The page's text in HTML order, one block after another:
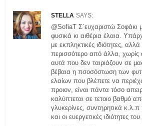
STELLA SAYS:
@SofiaT Σ΄ευχαριστώ Σοφάκι
φυσικά κι αιθέρια έλαια.
με εκπληκτικές ιδιότητες,
περισσότερο από άλλα, χωρίς
αυτά που δεν ταιριάζουν σε
βέβαια η πσοσόστωση των
ελαίων που βλέπετε να
προιον, είναι πάντα τόσο
καλύπτεται σε τετοιο βαθμό
γλυκερίνες, συντηρητικά
και οι ευεργετικές ιδιότητες